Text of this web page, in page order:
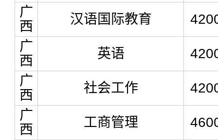
广
西
汉语国际教育
广
西
英语
广
西
社会工作
广
西
工商管理